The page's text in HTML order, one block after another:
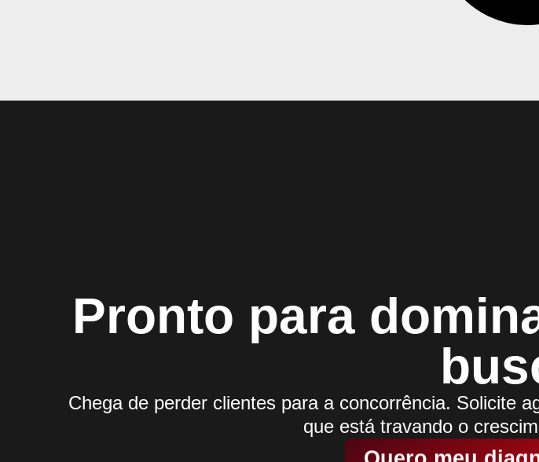
Pronto para
Chega de perder clientes para a concorrência. Solicite
que está travando o